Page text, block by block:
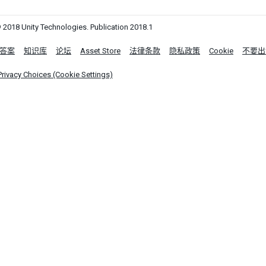
Unity Technologies. Publication 2018.1
案 知识库 论坛 Asset Store 法律条款 隐私政策 Cookie 不要
Choices (Cookie Settings)